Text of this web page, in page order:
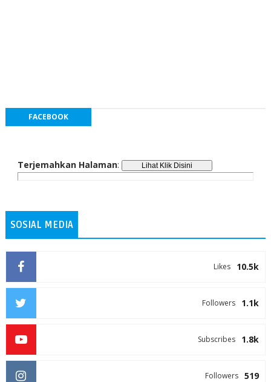
FACEBOOK
Terjemahkan Halaman:
SOSIAL MEDIA
10.5k
Likes
1.1k
Followers
1.8k
Subscribes
519
Followers